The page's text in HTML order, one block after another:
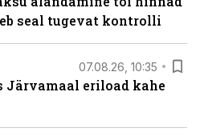
seal tugevat kontrolli
07.08.26, 10:35
Järvamaal eriload kahe